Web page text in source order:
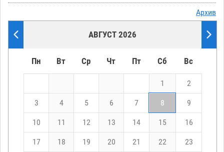
Архив
АВГУСТ 2026
Пн Вт Ср Чт Пт Сб Вс
1 2
3 4 5 6 7 8 9
10 11 12 13 14 15 16
17 18 19 20 21 22 23